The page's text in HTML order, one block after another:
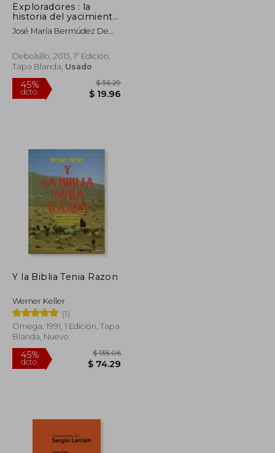
$ 29.33
Exploradores : la
historia del yacimiento
de Atapuerca
José María Bermúdez De
Debolsillo, 2013, 1ª Edición,
Tapa Blanda, Usado
Y la Biblia Tenia Razon
Werner Keller
(1)
Omega, 1991, 1 Edición, Tapa
Blanda, Nuevo